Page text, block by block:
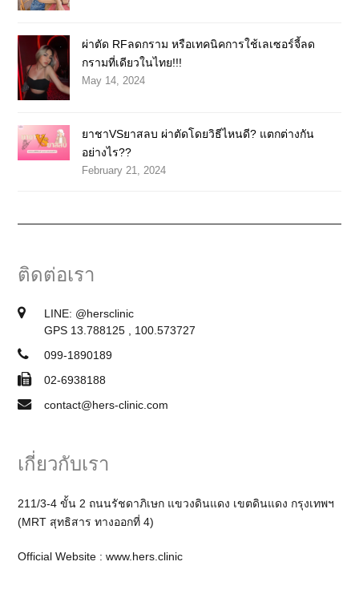
ผ่าตัด RFลดกราม หรือเทคนิคการใช้เลเซอร์จี้ลด
กรามที่เดียวในไทย!!!
May 14, 2024
ยาชาVSยาสลบ ผ่าตัดโดยวิธีไหนดี? แตกต่างกัน
อย่างไร??
February 21, 2024
ติดต่อเรา
LINE: @hersclinic
GPS 13.788125 , 100.573727
099-1890189
02-6938188
contact@hers-clinic.com
เกี่ยวกับเรา
211/3-4 ขั้น 2 ถนนรัชดาภิเษก แขวงดินแดง เขตดินแดง กรุงเทพฯ
(MRT สุทธิสาร ทางออกที่ 4)
Official Website :www.hers.clinic